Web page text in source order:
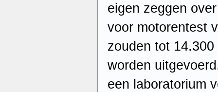
eigen zeggen
voor motorentest
zouden tot
worden
een laboratorium